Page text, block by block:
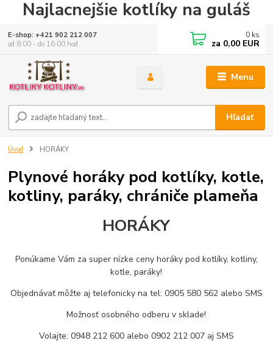
Najlacnejšie kotlíky na guláš
Menu
Hľadať
E-shop: +421 902 212 007
od 8:00 - do 16:00 hod
0 ks
za 0,00 EUR
Úvod HORÁKY
Plynové horáky pod kotlíky, kotle,
kotliny, paráky, chrániče plameňa
HORÁKY
Ponúkame Vám za super nízke ceny horáky pod kotlíky, kotliny,
kotle, paráky!
Objednávať môžte aj telefonicky na tel: 0905 580 562 alebo SMS
Možnosť osobného odberu v sklade!
Volajte: 0948 212 600 alebo 0902 212 007 aj SMS